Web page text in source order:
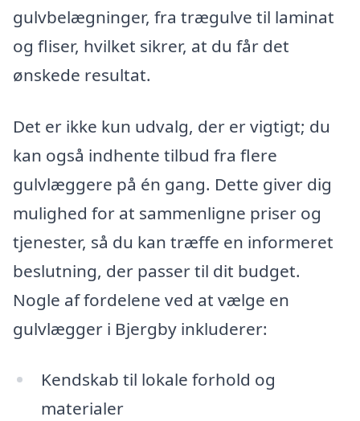
gulvbelægninger, fra trægulve til laminat
og fliser, hvilket sikrer, at du får det
ønskede resultat.
Det er ikke kun udvalg, der er vigtigt; du
kan også indhente tilbud fra flere
gulvlæggere på én gang. Dette giver dig
mulighed for at sammenligne priser og
tjenester, så du kan træffe en informeret
beslutning, der passer til dit budget.
Nogle af fordelene ved at vælge en
gulvlægger i Bjergby inkluderer:
Kendskab til lokale forhold og
materialer